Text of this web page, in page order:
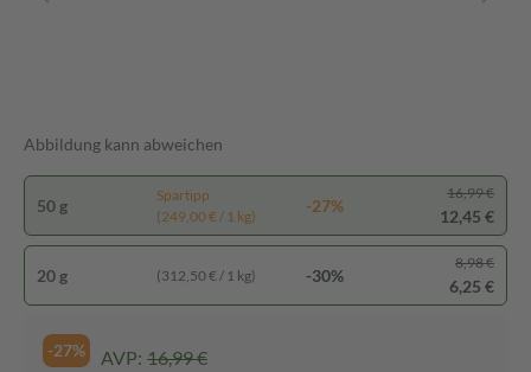
Abbildung kann abweichen
50 g
Spartipp
(249,00 € / 1 kg)
-27%
16,99 €
12,45 €
20 g (312,50 € / 1 kg) -30%
8,98 €
6,25 €
-27% AVP: 16,99 €